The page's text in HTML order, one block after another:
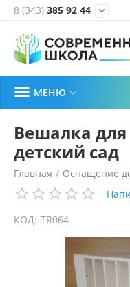
8 (343) 385 92 44 
 МЕНЮ 
Вешалка
детский сад
Главная / Оснащение
КОД: TR064